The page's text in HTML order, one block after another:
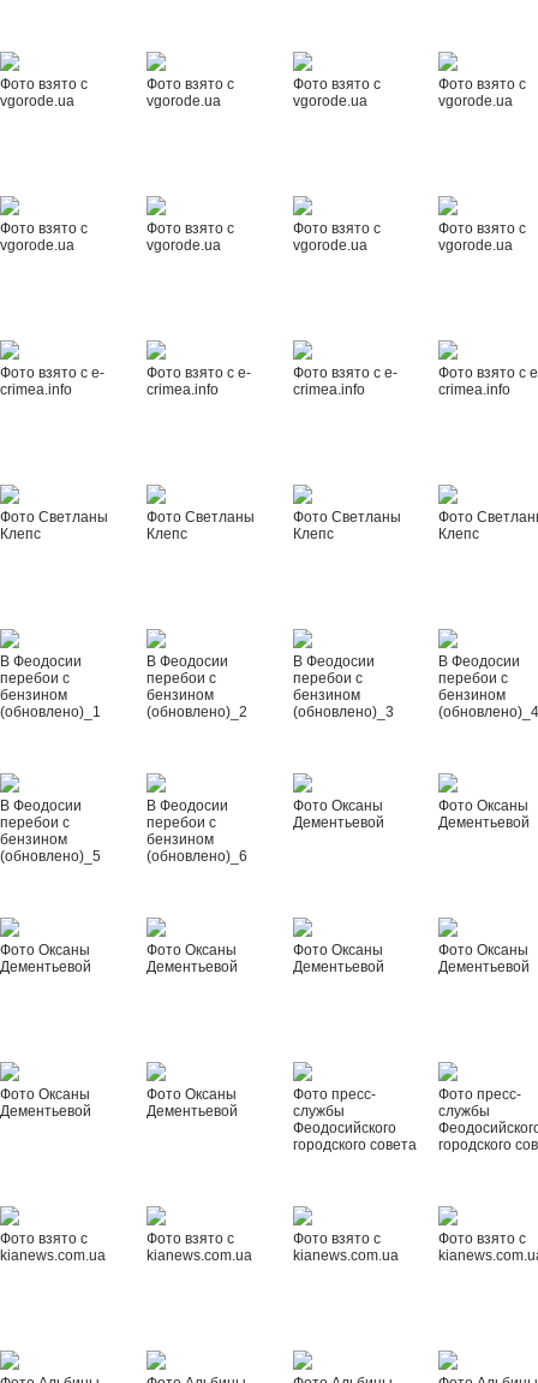
Фото взято с
vgorode.ua
Фото взято с
vgorode.ua
Фото взято с
vgorode.ua
Фото взято с
vgorode.ua
Фото взято с
vgorode.ua
Фото взято с
vgorode.ua
Фото взято с
vgorode.ua
Фото взято с
vgorode.ua
Фото взято с e-
crimea.info
Фото взято с e-
crimea.info
Фото взято с e-
crimea.info
Фото взято с
crimea.info
Фото Светланы
Клепс
Фото Светланы
Клепс
Фото Светланы
Клепс
Фото
Клепс
В Феодосии
перебои с
бензином
(обновлено)_1
В Феодосии
перебои с
бензином
(обновлено)_2
В Феодосии
перебои с
бензином
(обновлено)_3
В Феодосии
перебои с
бензином
В Феодосии
перебои с
бензином
(обновлено)_5
В Феодосии
перебои с
бензином
(обновлено)_6
Фото Оксаны
Дементьевой
Фото Оксаны
Дементьевой
Фото Оксаны
Дементьевой
Фото Оксаны
Дементьевой
Фото Оксаны
Дементьевой
Фото Оксаны
Дементьевой
Фото Оксаны
Дементьевой
Фото Оксаны
Дементьевой
Фото пресс-
службы
Феодосийского
городского совета
Фото пресс-
службы
городского
Фото взято с
kianews.com.ua
Фото взято с
kianews.com.ua
Фото взято с
kianews.com.ua
Фото взято с